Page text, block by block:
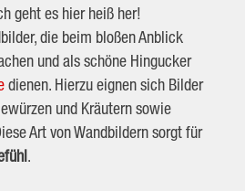
geht es hier heiß her!
die beim bloßen Anblick
und als schöne Hingucker
dienen. Hierzu eignen sich Bilder
und Kräutern sowie
Art von Wandbildern sorgt für
.